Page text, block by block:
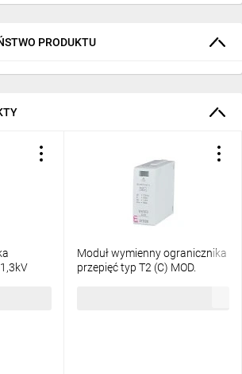
PRODUKTU
Moduł wymienny ogranicznika
przepięć typ T2 (C) MOD.